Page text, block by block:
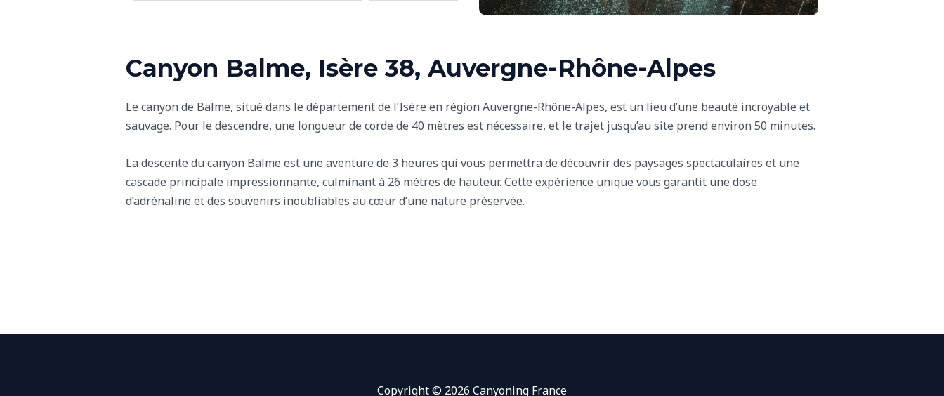
Canyon Balme, Isère 38, Auvergne-Rhône-Alpes
Le canyon de Balme, situé dans le département de l’Isère en région Auvergne-Rhône-Alpes, est un lieu d’une beauté incroyable et
sauvage. Pour le descendre, une longueur de corde de 40 mètres est nécessaire, et le trajet jusqu’au site prend environ 50 minutes.
La descente du canyon Balme est une aventure de 3 heures qui vous permettra de découvrir des paysages spectaculaires et une
cascade principale impressionnante, culminant à 26 mètres de hauteur. Cette expérience unique vous garantit une dose
d’adrénaline et des souvenirs inoubliables au cœur d’une nature préservée.
Copyright © 2026 Canyoning France